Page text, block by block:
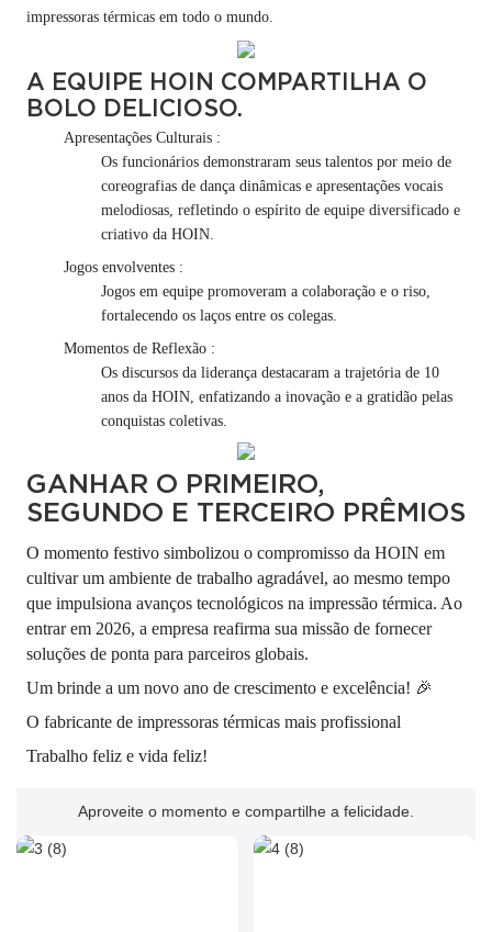
impressoras térmicas em todo o mundo.
A EQUIPE HOIN COMPARTILHA O
BOLO DELICIOSO.
Apresentações Culturais:
Os funcionários demonstraram seus talentos por meio de
coreografias de dança dinâmicas e apresentações vocais
melodiosas, refletindo o espírito de equipe diversificado e
criativo da HOIN.
Jogos envolventes:
Jogos em equipe promoveram a colaboração e o riso,
fortalecendo os laços entre os colegas.
Momentos de Reflexão:
Os discursos da liderança destacaram a trajetória de 10
anos da HOIN, enfatizando a inovação e a gratidão pelas
conquistas coletivas.
GANHAR O PRIMEIRO,
SEGUNDO E TERCEIRO PRÊMIOS
O momento festivo simbolizou o compromisso da HOIN em
cultivar um ambiente de trabalho agradável, ao mesmo tempo
que impulsiona avanços tecnológicos na impressão térmica. Ao
entrar em 2026, a empresa reafirma sua missão de fornecer
soluções de ponta para parceiros globais.
Um brinde a um novo ano de crescimento e excelência! 🎉
O fabricante de impressoras térmicas mais profissional
Trabalho feliz e vida feliz!
Aproveite o momento e compartilhe a felicidade.